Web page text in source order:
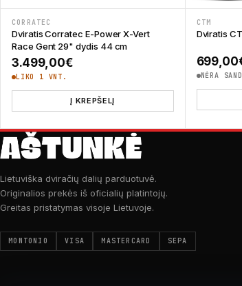
CORRATEC
Dviratis Corratec E-Power X-Vert
Race Gent 29" dydis 44 cm
3.499,00€
LIKO 1 VNT.
Į KREPŠELĮ
CTM
Dviratis
699,00
NĖRA
Lietuviška dviračių dalių parduotuvė.
Originalios prekės iš oficialių platintojų.
Greitas pristatymas visoje Lietuvoje.
MONTONIO VISA MASTERCARD SEPA